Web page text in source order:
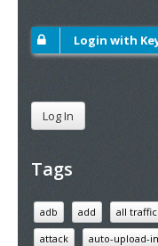
Login with
Log In
Tags
adb add all
attack
auto-upload-